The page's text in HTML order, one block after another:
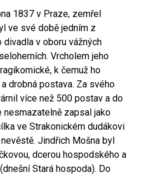
1837 v Praze, zemřel
ve své době jedním z
divadla v oboru vážných
Vrcholem jeho
k čemuž ho
drobná postava. Za svého
více než 500 postav a do
zapsal jako
ve Strakonickém dudákovi
Jindřich Mošna byl
dcerou hospodského a
Stará hospoda). Do